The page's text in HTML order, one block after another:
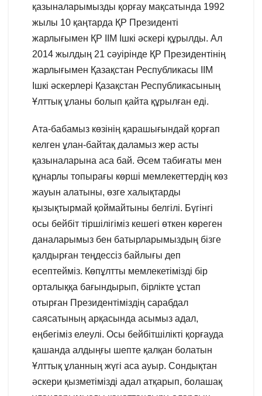
қазыналарымызды қорғау мақсатында 1992
жылы 10 қаңтарда ҚР Президенті
жарлығымен ҚР ІІМ Ішкі әскері құрылды. Ал
2014 жылдың 21 сәуірінде ҚР Президентінің
жарлығымен Қазақстан Республикасы ІІМ
Ішкі әскерлері Қазақстан Республикасының
Ұлттық ұланы болып қайта құрылған еді.
Ата-бабамыз көзінің қарашығындай қорғап
келген ұлан-байтақ даламыз жер асты
қазыналарына аса бай. Әсем табиғаты мен
құнарлы топырағы көрші мемлекеттердің көз
жауын алатыны, өзге халықтарды
қызықтырмай қоймайтыны белгілі. Бүгінгі
осы бейбіт тіршілігіміз кешегі өткен көреген
даналарымыз бен батырларымыздың бізге
қалдырған теңдессіз байлығы деп
есептейміз. Көпұлтты мемлекетімізді бір
орталыққа бағындырып, бірлікте ұстап
отырған Президентіміздің сарабдал
саясатының арқасында асымыз адал,
еңбегіміз елеулі. Осы бейбітшілікті қорғауда
қашанда алдыңғы шепте қалқан болатын
Ұлттық ұланның жүгі аса ауыр. Сондықтан
әскери қызметімізді адал атқарып, болашақ